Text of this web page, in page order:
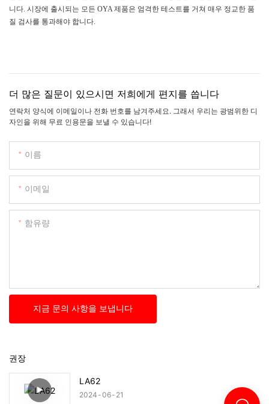
니다. 시장에 출시되는 모든 OYA 제품은 엄격한 테스트를 거쳐 매우 정교한 품
질 검사를 통과해야 합니다.
더 많은 질문이 있으시면 저희에게 편지를 씁니다
연락처 양식에 이메일이나 전화 번호를 남겨주세요. 그래서 우리는 광범위한 디
자인을 위해 무료 인용문을 보낼 수 있습니다!
이름
이메일
함유량
지금 문의 사항을 보냅니다
권장
LA62
2024 06 21